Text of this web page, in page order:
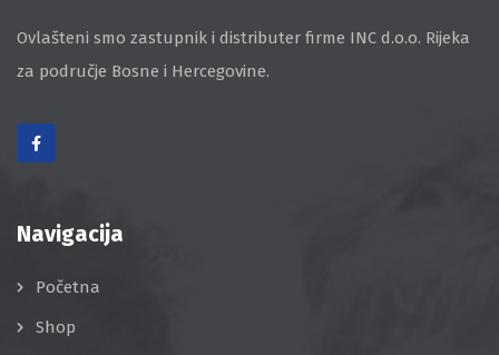
Ovlašteni smo zastupnik i distributer firme INC d.o.o. Rijeka
za područje Bosne i Hercegovine.
Navigacija
Početna
Shop